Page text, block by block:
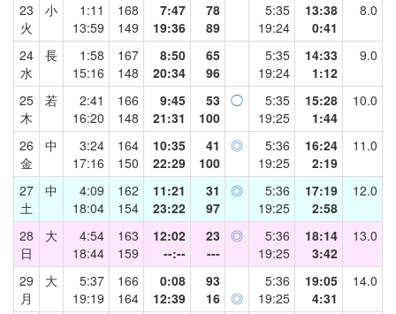
23
火
小
1:11
13:59
168
149
7:47
19:36
78
89
5:35
19:24
13:38
0:41
8.0
24
水
長
1:58
15:16
167
148
8:50
20:34
65
96
5:35
19:24
14:33
1:12
9.0
25
木
若
2:41
16:20
166
148
9:45
21:31
53
100
◯
5:35
19:25
15:28
1:44
10.0
26
金
中
3:24
17:16
164
150
10:35
22:29
41
100
◎
5:36
19:25
16:24
2:19
11.0
27
土
中
4:09
18:04
162
154
11:21
23:22
31
97
◎
5:36
19:25
17:19
2:58
12.0
28
日
大
4:54
18:44
163
159
12:02
--:--
23
---
◎
5:36
19:25
18:14
3:42
13.0
29
月
大
5:37
19:19
166
164
0:08
12:39
93
16 ◎
5:36
19:25
19:05
4:31
14.0